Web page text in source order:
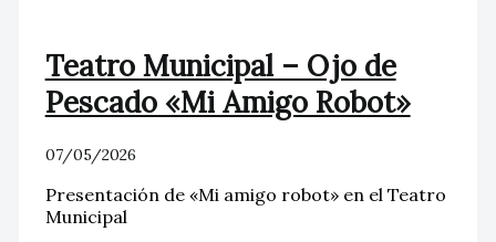
Teatro Municipal – Ojo de
Pescado «Mi Amigo Robot»
07/05/2026
Presentación de «Mi amigo robot» en el Teatro
Municipal